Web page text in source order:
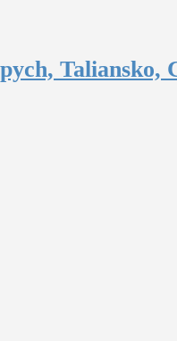
Taliansko,